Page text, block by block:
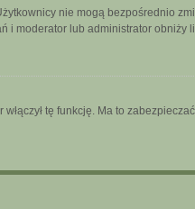
nie mogą bezpośrednio
i moderator lub administrator obniży
tę funkcję. Ma to